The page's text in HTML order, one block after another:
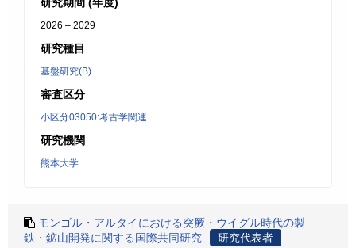
2026 – 2029
研究種目
基盤研究(B)
審査区分
小区分03050:考古学関連
研究機関
熊本大学
モンゴル・アルタイにおける突厥・ウイグル時代の製
鉄・鉱山開発に関する国際共同研究
研究代表者